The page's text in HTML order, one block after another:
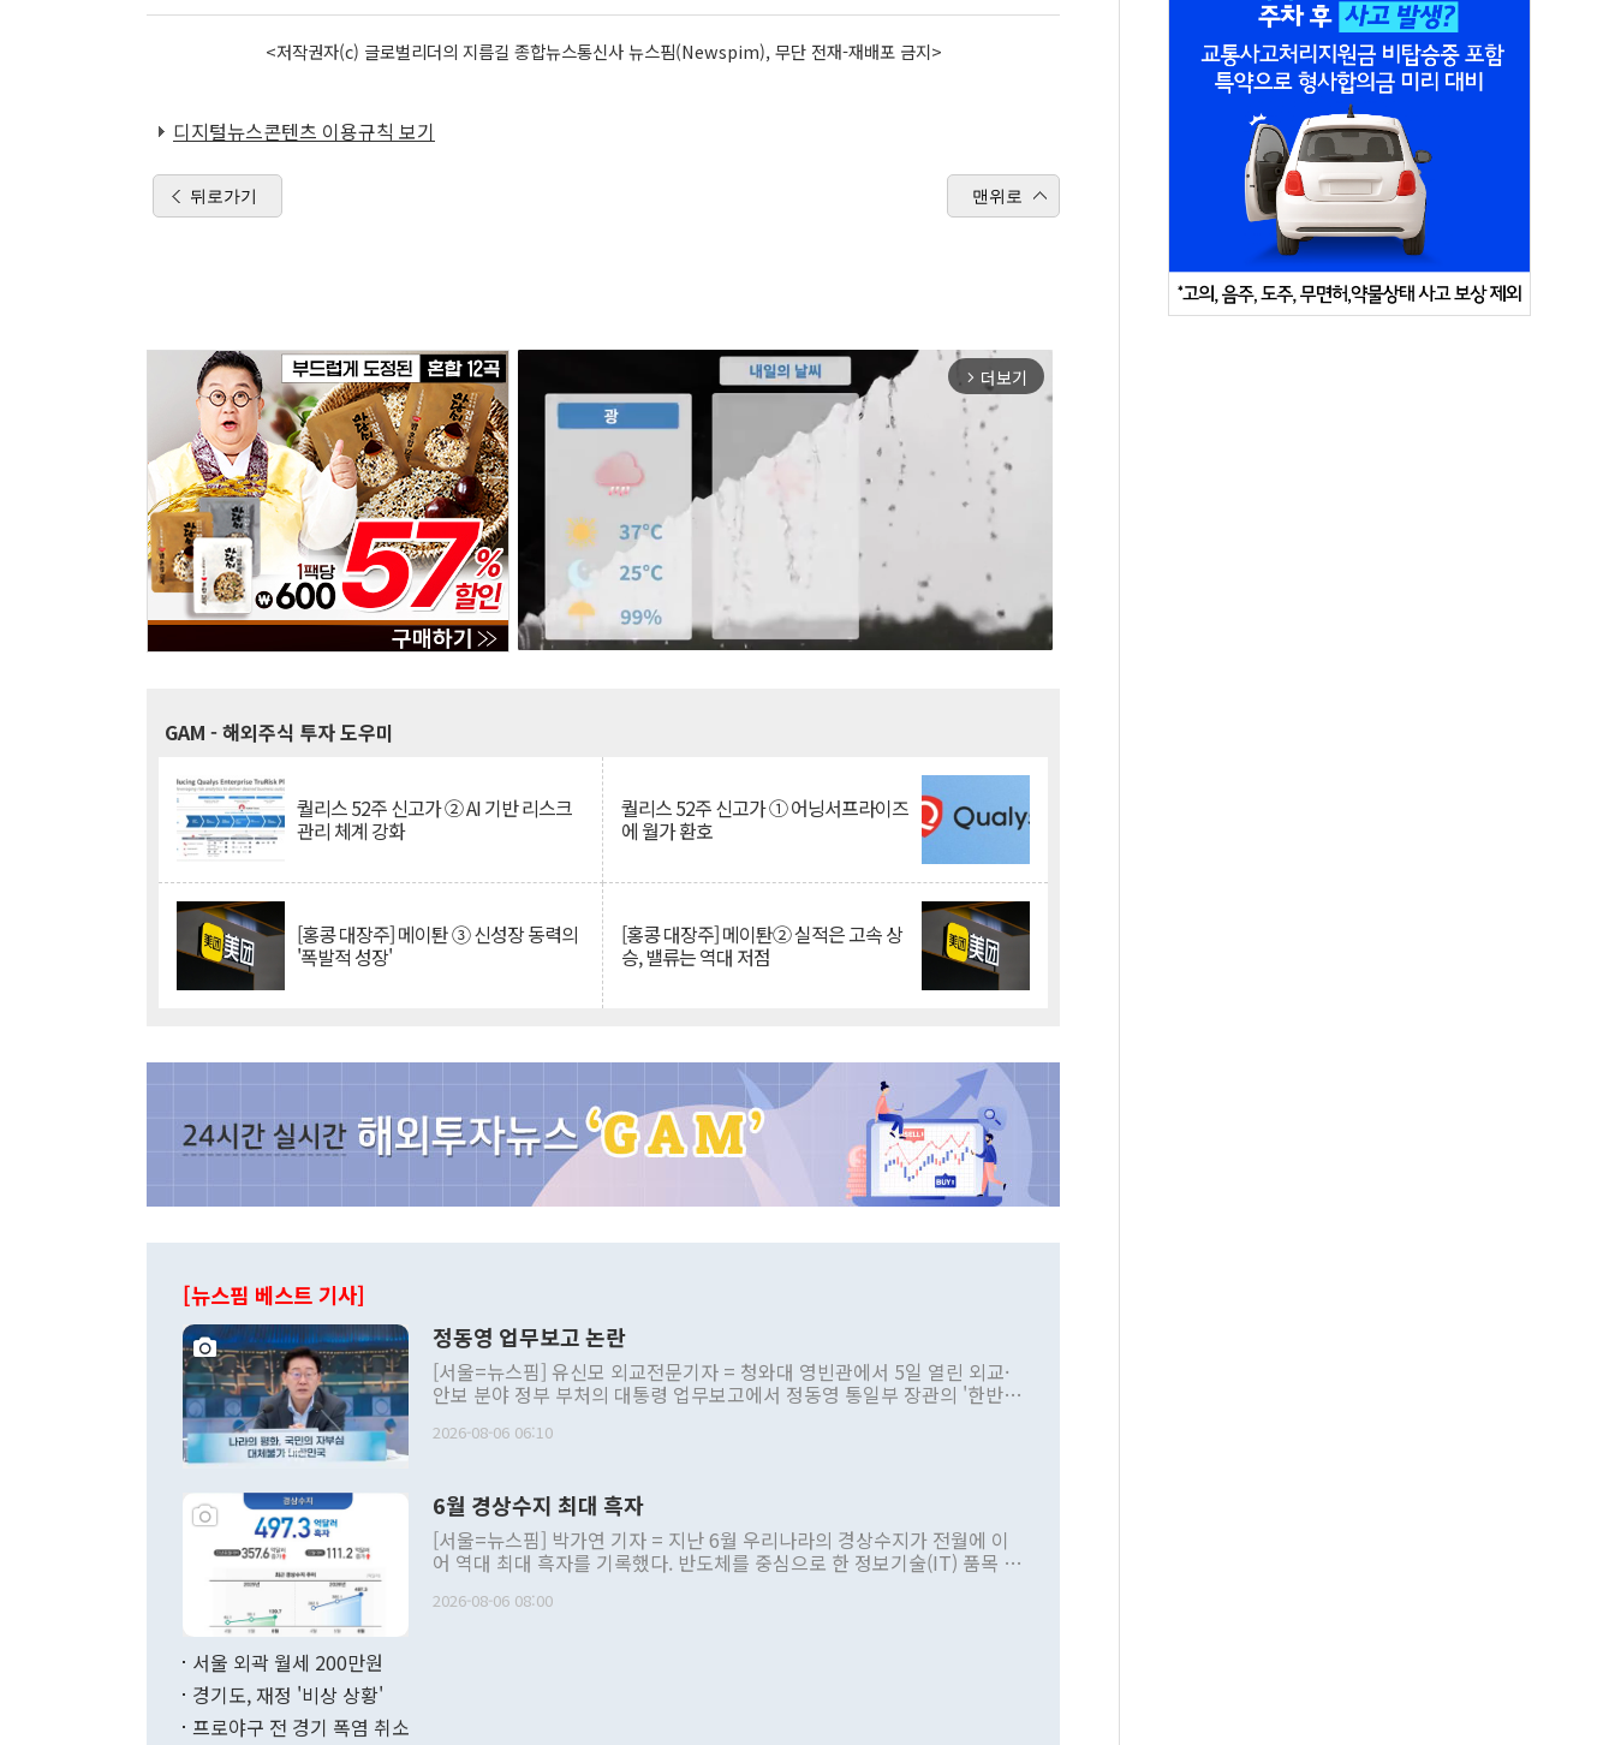
<저작권자(c) 글로벌리더의 지름길 종합뉴스통신사 뉴스핌(Newspim), 무단 전재-재배포 금지>
디지털뉴스콘텐츠 이용규칙 보기
뒤로가기 맨위로
arrow_forward_ios 더보기
GAM - 해외주식 투자 도우미
퀄리스 52주 신고가 ② AI 기반 리스크
관리 체계 강화
퀄리스 52주 신고가 ① 어닝서프라이즈
에 월가 환호
[홍콩 대장주] 메이퇀 ③ 신성장 동력의
'폭발적 성장'
[홍콩 대장주] 메이퇀② 실적은 고속 상
승, 밸류는 역대 저점
[뉴스핌 베스트 기사]
정동영 업무보고 논란
[서울=뉴스핌] 유신모 외교전문기자 = 청와대 영빈관에서 5일 열린 외교·
안보 분야 정부 부처의 대통령 업무보고에서 정동영 통일부 장관의 '한반도
발언 중에는 정부 내 조율을 거치지 않은 사안을 정책으로 추진하겠다고 공
주의적 희망에 근거한 비현실적 구상'이라는 비판을 내놨다. 그동안 정 장
관의 대북 정책 관련 발언이 물의를 빚은 적은 여러 번 있지만 대통령과 유
관 부처 장관이 공개적으로 부정적 입장을 표명한 것은 이례적이다. 정 장
관의 무리한 대북 접근법과 월권을 제어해야 한다는 목소리도 높아지고 있
다. [정동영 통일부 장관이 지난달 23일 오후 서울 종로구 정부서울청사에
2026-08-06 06:10
6월 경상수지 최대 흑자
[서울=뉴스핌] 박가연 기자 = 지난 6월 우리나라의 경상수지가 전월에 이
어 역대 최대 흑자를 기록했다. 반도체를 중심으로 한 정보기술(IT) 품목 수
료=한국은행] 한국은행이 6일 발표한 '2026년 6월 국제수지(잠정)'에 따르
2026-08-06 08:00
서울 외곽 월세 200만원
경기도, 재정 '비상 상황'
프로야구 전 경기 폭염 취소